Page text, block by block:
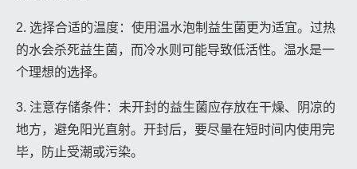
2. 选择合适的温度：使用温水泡制益生菌更为适宜。过热
的水会杀死益生菌，而冷水则可能导致低活性。温水是一
个理想的选择。
3. 注意存储条件：未开封的益生菌应存放在干燥、阴凉的
地方，避免阳光直射。开封后，要尽量在短时间内使用完
毕，防止受潮或污染。